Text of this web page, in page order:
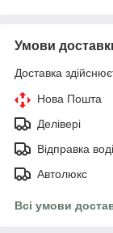
Умови
Доставка
Нова Пошта
Делівері
Відправка
Автолюкс
Всі умови